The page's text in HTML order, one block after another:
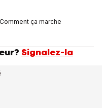
Comment ça marche
Signalez-la